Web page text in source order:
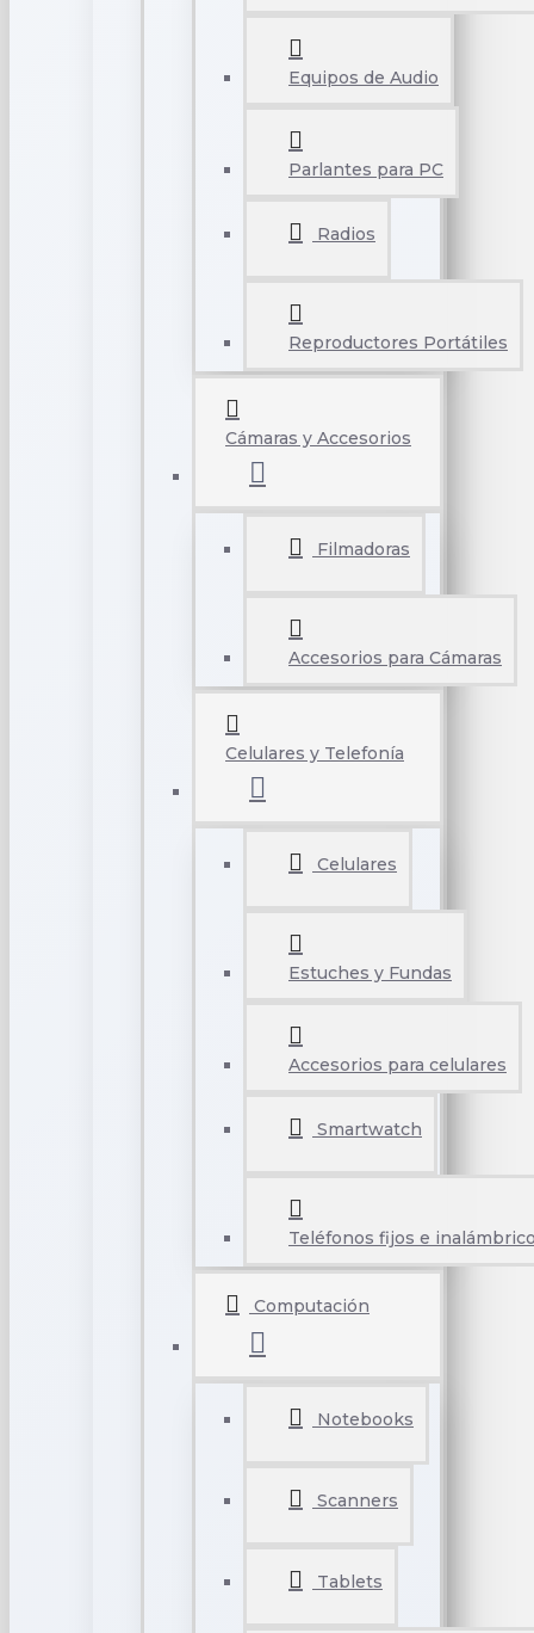
Equipos de Audio
Parlantes para PC
Radios
Reproductores Portátiles
Cámaras y Accesorios
Filmadoras
Accesorios para Cámaras
Celulares y Telefonía
Celulares
Estuches y Fundas
Accesorios para celulares
Smartwatch
Teléfonos fijos e
Computación
Notebooks
Scanners
Tablets